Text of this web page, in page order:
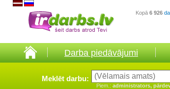
Kopā 6 926
Darba piedāvājumi
Meklēt darbu:
Piem.: administrators,